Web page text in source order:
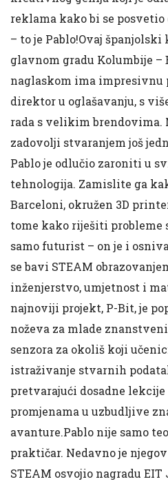
reklama kako bi se
– to je Pablo!Ovaj
glavnom gradu Kolumbije –
naglaskom ima
direktor u oglašavanju, s
rada s velikim brendovima.
zadovolji stvaranjem još
Pablo je odlučio zaroniti u
tehnologija. Zamislite ga
Barceloni, okružen 3D
tome kako riješiti probleme
samo futurist – on je i
se bavi STEAM
inženjerstvo, umjetnost i
najnoviji projekt, P-Bit, je
noževa za mlade
senzora za okoliš koji
istraživanje stvarnih
pretvarajući dosadne
promjenama u uzbudljive
avanture.Pablo nije samo
praktičar. Nedavno je
STEAM osvojio nagradu